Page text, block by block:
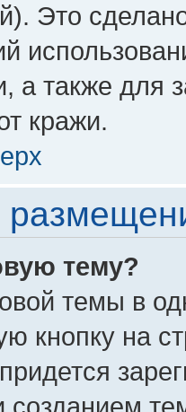
Это
а также для
кражи.
тему?
темы в
кнопку на